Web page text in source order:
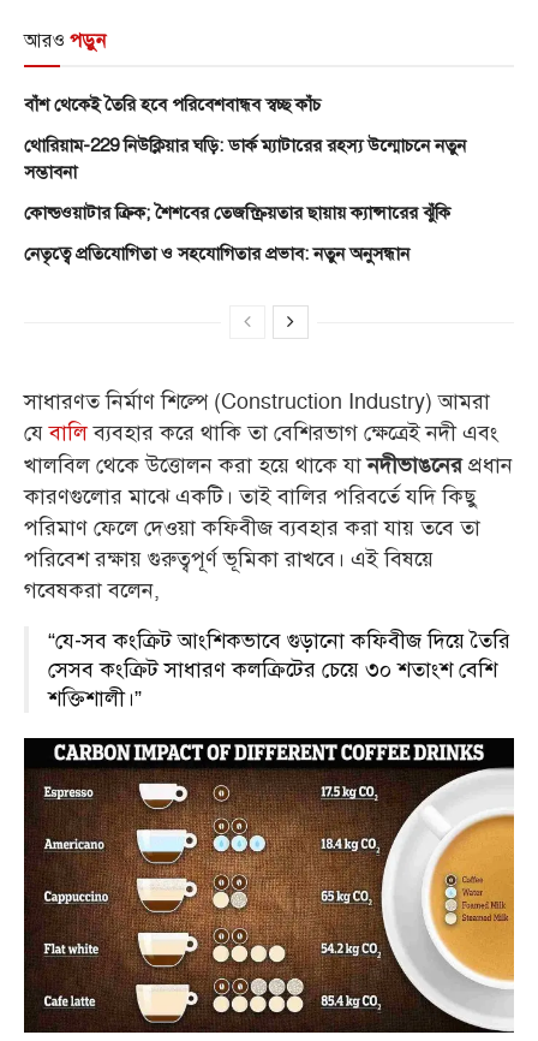
আরও পড়ুন
বাঁশ থেকেই তৈরি হবে পরিবেশবান্ধব স্বচ্ছ কাঁচ
থোরিয়াম-229 নিউক্লিয়ার ঘড়ি: ডার্ক ম্যাটারের রহস্য উন্মোচনে নতুন
সম্ভাবনা
কোল্ডওয়াটার ক্রিক; শৈশবের তেজস্ক্রিয়তার ছায়ায় ক্যান্সারের ঝুঁকি
নেতৃত্বে প্রতিযোগিতা ও সহযোগিতার প্রভাব: নতুন অনুসন্ধান
সাধারণত নির্মাণ শিল্পে (Construction Industry) আমরা
যেবালিব্যবহার করে থাকি তা বেশিরভাগ ক্ষেত্রেই নদী এবং
খালবিল থেকে উত্তোলন করা হয়ে থাকে যানদীভাঙনেরপ্রধান
কারণগুলোর মাঝে একটি। তাই বালির পরিবর্তে যদি কিছু
পরিমাণ ফেলে দেওয়া কফিবীজ ব্যবহার করা যায় তবে তা
পরিবেশ রক্ষায় গুরুত্বপূর্ণ ভূমিকা রাখবে। এই বিষয়ে
গবেষকরা বলেন,
“যে-সব কংক্রিট আংশিকভাবে গুড়ানো কফিবীজ দিয়ে তৈরি
সেসব কংক্রিট সাধারণ কলক্রিটের চেয়ে ৩০ শতাংশ বেশি
শক্তিশালী।”